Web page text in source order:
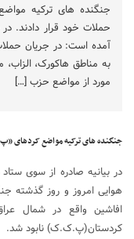
جنگنده های ترکیه
حملات خود قرار دادند.
آمده است: در جریان
مورد از مواضع حزب […]
جنگنده های ترکیه مواضع کردهای
در بیانیه صادره از سوی
هوایی امروز و روز گذشته
کردستان(پ.ک.ک) نابود شد.